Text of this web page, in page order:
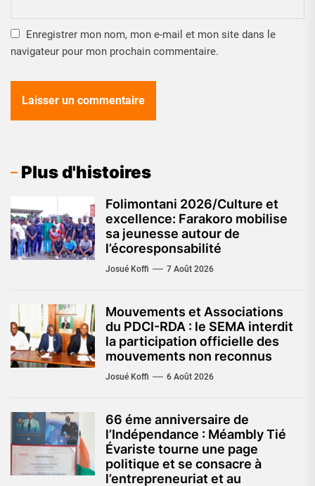
Enregistrer mon nom, mon e-mail et mon site dans le
navigateur pour mon prochain commentaire.
Plus d'histoires
Folimontani 2026/Culture et
excellence: Farakoro mobilise
sa jeunesse autour de
l’écoresponsabilité
Josué Koffi 7 Août 2026
Mouvements et Associations
du PDCI-RDA : le SEMA interdit
la participation officielle des
mouvements non reconnus
Josué Koffi 6 Août 2026
66 éme anniversaire de
l’Indépendance : Méambly Tié
Évariste tourne une page
politique et se consacre à
l’entrepreneuriat et au